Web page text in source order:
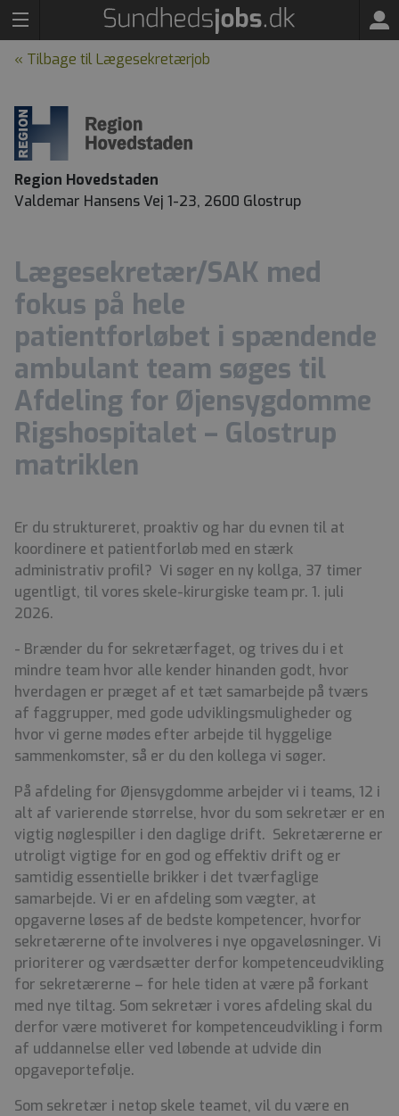
« Tilbage til Lægesekretærjob
Region Hovedstaden
Valdemar Hansens Vej 1-23, 2600 Glostrup
Lægesekretær/SAK med
fokus på hele
patientforløbet i spændende
ambulant team søges til
Afdeling for Øjensygdomme
Rigshospitalet – Glostrup
matriklen
Er du struktureret, proaktiv og har du evnen til at
koordinere et patientforløb med en stærk
administrativ profil? Vi søger en ny kollga, 37 timer
ugentligt, til vores skele-kirurgiske team pr. 1. juli
2026.
- Brænder du for sekretærfaget, og trives du i et
mindre team hvor alle kender hinanden godt, hvor
hverdagen er præget af et tæt samarbejde på tværs
af faggrupper, med gode udviklingsmuligheder og
hvor vi gerne mødes efter arbejde til hyggelige
sammenkomster, så er du den kollega vi søger.
På afdeling for Øjensygdomme arbejder vi i teams, 12 i
alt af varierende størrelse, hvor du som sekretær er en
vigtig nøglespiller i den daglige drift. Sekretærerne er
utroligt vigtige for en god og effektiv drift og er
samtidig essentielle brikker i det tværfaglige
samarbejde. Vi er en afdeling som vægter, at
opgaverne løses af de bedste kompetencer, hvorfor
sekretærerne ofte involveres i nye opgaveløsninger. Vi
prioriterer og værdsætter derfor kompetenceudvikling
for sekretærerne – for hele tiden at være på forkant
med nye tiltag. Som sekretær i vores afdeling skal du
derfor være motiveret for kompetenceudvikling i form
af uddannelse eller ved løbende at udvide din
opgaveportefølje.
Som sekretær i netop skele teamet, vil du være en